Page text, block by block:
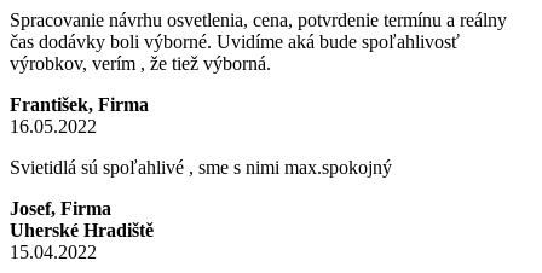
Spracovanie návrhu osvetlenia, cena, potvrdenie termínu a reálny
čas dodávky boli výborné. Uvidíme aká bude spoľahlivosť
výrobkov, verím , že tiež výborná.
František, Firma
16.05.2022
Svietidlá sú spoľahlivé , sme s nimi max.spokojný
Josef, Firma
Uherské Hradiště
15.04.2022